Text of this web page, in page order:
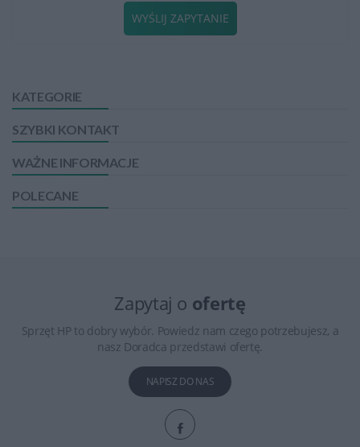
KATEGORIE
SZYBKI KONTAKT
WAŻNE INFORMACJE
POLECANE
WYŚLIJ ZAPYTANIE
Zapytaj o ofertę
Sprzęt HP to dobry wybór. Powiedz nam czego potrzebujesz, a
nasz Doradca przedstawi ofertę.
NAPISZ DO NAS